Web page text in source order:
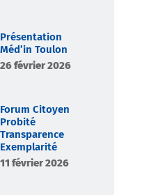
Présentation
Méd’in Toulon
26 février 2026
Forum Citoyen
Probité
Transparence
Exemplarité
11 février 2026